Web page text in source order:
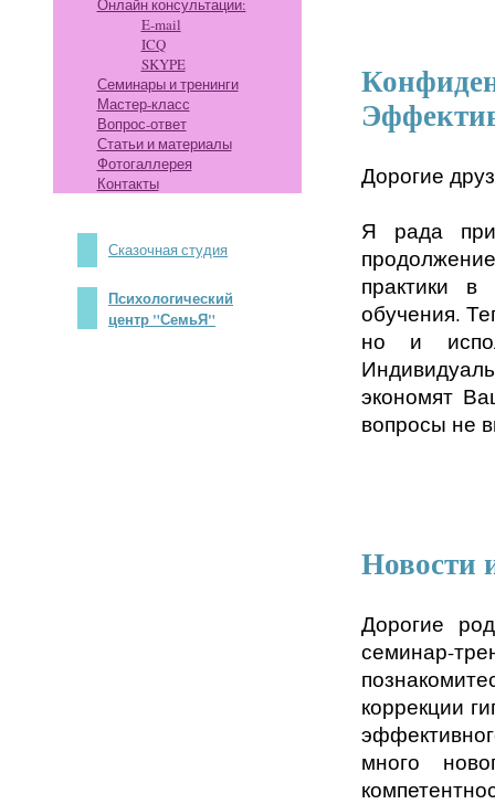
Онлайн консультации:
E-mail
ICQ
SKYPE
Семинары и тренинги
Мастер-класс
Вопрос-ответ
Статьи и материалы
Фотогаллерея
Контакты
Сказочная студия
Психологический
центр "СемьЯ"
Дорогие
Я рада
практики в
обучения.
но и
экономят
вопросы не
Новости
Дорогие
семинар-
коррекции
много